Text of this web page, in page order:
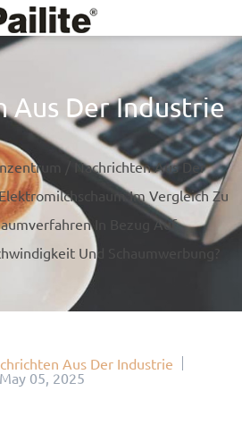
Aus Der Industrie
Nachrichten Aus Der
Im Vergleich Zu
In Bezug Auf
Und Schaumwerbung?
Aus Der Industrie
May 05, 2025